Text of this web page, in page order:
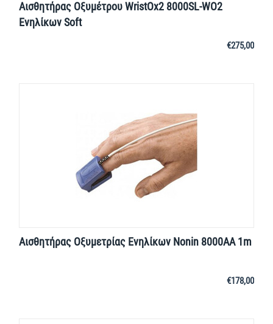
Αισθητήρας Οξυμέτρου WristOx2 8000SL-WO2
Ενηλίκων Soft
€275,00
Αισθητήρας Οξυμετρίας Ενηλίκων Nonin 8000ΑΑ 1m
€178,00